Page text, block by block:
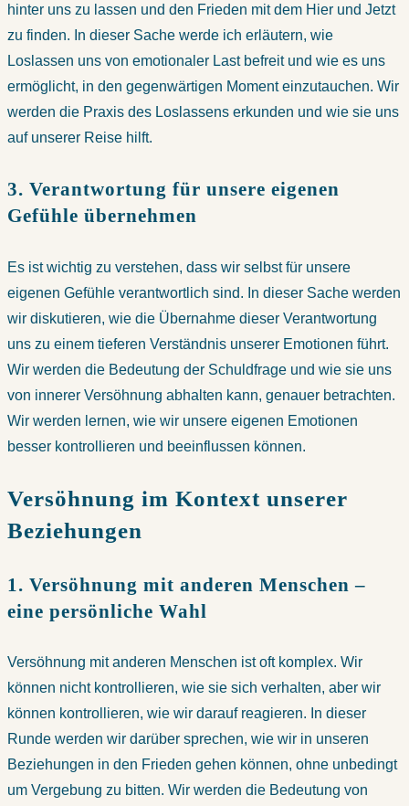
hinter uns zu lassen und den Frieden mit dem Hier und Jetzt
zu finden. In dieser Sache werde ich erläutern, wie
Loslassen uns von emotionaler Last befreit und wie es uns
ermöglicht, in den gegenwärtigen Moment einzutauchen. Wir
werden die Praxis des Loslassens erkunden und wie sie uns
auf unserer Reise hilft.
3. Verantwortung für unsere eigenen
Gefühle übernehmen
Es ist wichtig zu verstehen, dass wir selbst für unsere
eigenen Gefühle verantwortlich sind. In dieser Sache werden
wir diskutieren, wie die Übernahme dieser Verantwortung
uns zu einem tieferen Verständnis unserer Emotionen führt.
Wir werden die Bedeutung der Schuldfrage und wie sie uns
von innerer Versöhnung abhalten kann, genauer betrachten.
Wir werden lernen, wie wir unsere eigenen Emotionen
besser kontrollieren und beeinflussen können.
Versöhnung im Kontext unserer
Beziehungen
1. Versöhnung mit anderen Menschen –
eine persönliche Wahl
Versöhnung mit anderen Menschen ist oft komplex. Wir
können nicht kontrollieren, wie sie sich verhalten, aber wir
können kontrollieren, wie wir darauf reagieren. In dieser
Runde werden wir darüber sprechen, wie wir in unseren
Beziehungen in den Frieden gehen können, ohne unbedingt
um Vergebung zu bitten. Wir werden die Bedeutung von